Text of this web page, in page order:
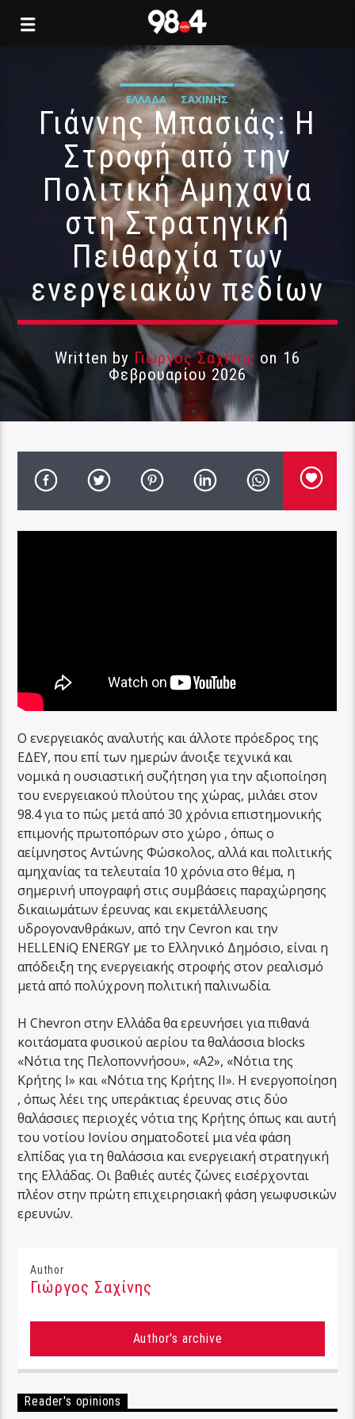
ΕΛΛΆΔΑ ΣΑΧΊΝΗΣ
Γιάννης Μπασιάς: Η
Στροφή από την
Πολιτική Αμηχανία
στη Στρατηγική
Πειθαρχία των
ενεργειακών πεδίων
Written by Γιώργος Σαχίνης on 16
Φεβρουαρίου 2026
Ο ενεργειακός αναλυτής και άλλοτε πρόεδρος της
ΕΔΕΥ, που επί των ημερών άνοιξε τεχνικά και
νομικά η ουσιαστική συζήτηση για την αξιοποίηση
του ενεργειακού πλούτου της χώρας, μιλάει στον
98.4 για το πώς μετά από 30 χρόνια επιστημονικής
επιμονής πρωτοπόρων στο χώρο , όπως ο
αείμνηστος Αντώνης Φώσκολος, αλλά και πολιτικής
αμηχανίας τα τελευταία 10 χρόνια στο θέμα, η
σημερινή υπογραφή στις συμβάσεις παραχώρησης
δικαιωμάτων έρευνας και εκμετάλλευσης
υδρογονανθράκων, από την Cevron και την
HELLENiQ ENERGY με το Ελληνικό Δημόσιο, είναι η
απόδειξη της ενεργειακής στροφής στον ρεαλισμό
μετά από πολύχρονη πολιτική παλινωδία.
Η Chevron στην Ελλάδα θα ερευνήσει για πιθανά
κοιτάσματα φυσικού αερίου τα θαλάσσια blocks
«Νότια της Πελοποννήσου», «Α2», «Νότια της
Κρήτης I» και «Νότια της Κρήτης II». Η ενεργοποίηση
, όπως λέει της υπεράκτιας έρευνας στις δύο
θαλάσσιες περιοχές νότια της Κρήτης όπως και αυτή
του νοτίου Ιονίου σηματοδοτεί μια νέα φάση
ελπίδας για τη θαλάσσια και ενεργειακή στρατηγική
της Ελλάδας. Οι βαθιές αυτές ζώνες εισέρχονται
πλέον στην πρώτη επιχειρησιακή φάση γεωφυσικών
ερευνών.
Author
Γιώργος Σαχίνης
Author's archive
Reader's opinions